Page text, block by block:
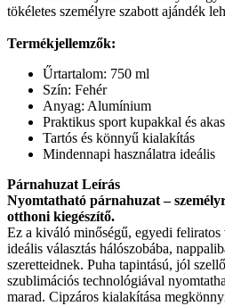
tökéletes személyre szabott ajándék
Termékjellemzők:
Űrtartalom: 750 ml
Szín: Fehér
Anyag: Alumínium
Praktikus sport kupakkal és
Tartós és könnyű kialakítás
Mindennapi használatra ideális
Párnahuzat Leírás
Nyomtatható párnahuzat –
otthoni kiegészítő.
Ez a kiváló minőségű, egyedi feliratos
ideális választás hálószobába,
szeretteidnek. Puha tapintású, jól
szublimációs technológiával
marad. Cipzáros kialakítása